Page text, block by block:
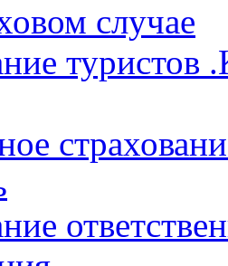
случае
туристов